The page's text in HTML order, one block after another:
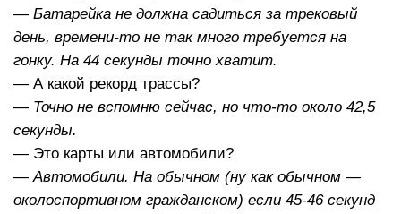
— Батарейка не должна садиться за трековый
день, времени-то не так много требуется на
гонку. На 44 секунды точно хватит.
— А какой рекорд трассы?
— Точно не вспомню сейчас, но что-то около 42,5
секунды.
— Это карты или автомобили?
— Автомобили. На обычном (ну как обычном —
околоспортивном гражданском) если 45-46 секунд